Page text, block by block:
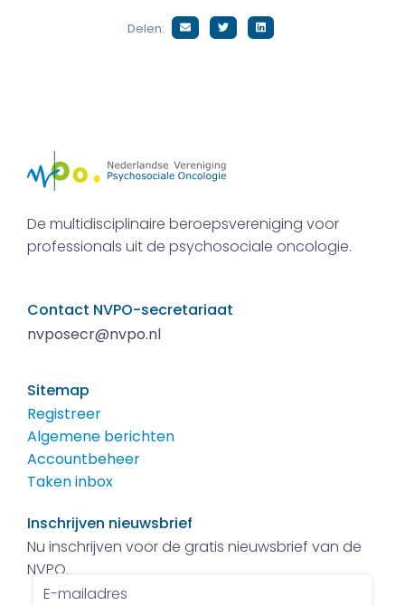
Delen:
De multidisciplinaire beroepsvereniging voor
professionals uit de psychosociale oncologie.
Contact NVPO-secretariaat
nvposecr@nvpo.nl
Sitemap
Registreer
Algemene berichten
Accountbeheer
Taken inbox
Inschrijven nieuwsbrief
Nu inschrijven voor de gratis nieuwsbrief van de
NVPO.
E-